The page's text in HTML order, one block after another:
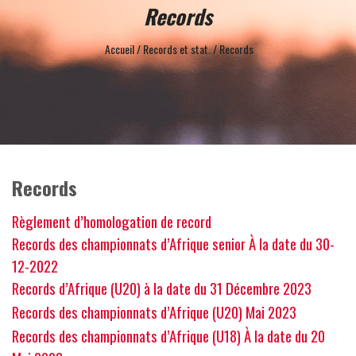
Records
Accueil/Records et stat./Records
Records
Règlement d’homologation de record
Records des championnats d’Afrique senior À la date du 30-
12-2022
Records d’Afrique (U20) à la date du 31 Décembre 2023
Records des championnats d’Afrique (U20) Mai 2023
Records des championnats d’Afrique (U18) À la date du 20